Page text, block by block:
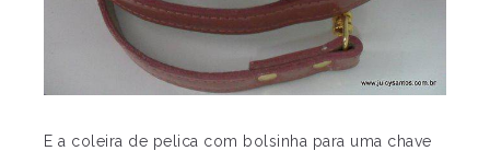
E a coleira de pelica com bolsinha para uma chave